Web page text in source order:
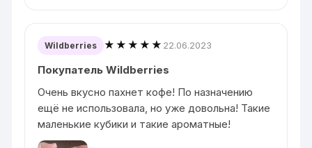
Wildberries ★★★★★ 22.06.2023
Покупатель Wildberries
Очень вкусно пахнет кофе! По назначению
ещё не использовала, но уже довольна! Такие
маленькие кубики и такие ароматные!